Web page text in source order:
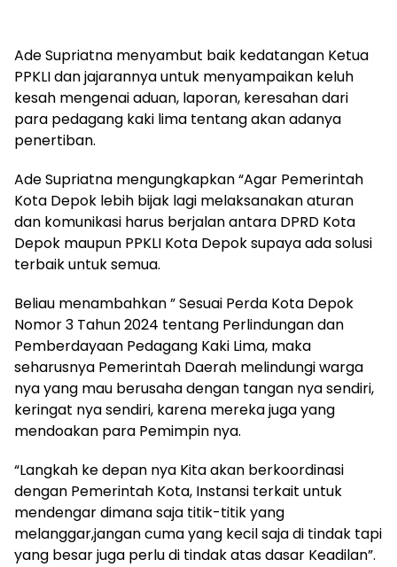
Ade Supriatna menyambut baik kedatangan Ketua
PPKLI dan jajarannya untuk menyampaikan keluh
kesah mengenai aduan, laporan, keresahan dari
para pedagang kaki lima tentang akan adanya
penertiban.
Ade Supriatna mengungkapkan “Agar Pemerintah
Kota Depok lebih bijak lagi melaksanakan aturan
dan komunikasi harus berjalan antara DPRD Kota
Depok maupun PPKLI Kota Depok supaya ada solusi
terbaik untuk semua.
Beliau menambahkan ” Sesuai Perda Kota Depok
Nomor 3 Tahun 2024 tentang Perlindungan dan
Pemberdayaan Pedagang Kaki Lima, maka
seharusnya Pemerintah Daerah melindungi warga
nya yang mau berusaha dengan tangan nya sendiri,
keringat nya sendiri, karena mereka juga yang
mendoakan para Pemimpin nya.
“Langkah ke depan nya Kita akan berkoordinasi
dengan Pemerintah Kota, Instansi terkait untuk
mendengar dimana saja titik-titik yang
melanggar,jangan cuma yang kecil saja di tindak tapi
yang besar juga perlu di tindak atas dasar Keadilan”.